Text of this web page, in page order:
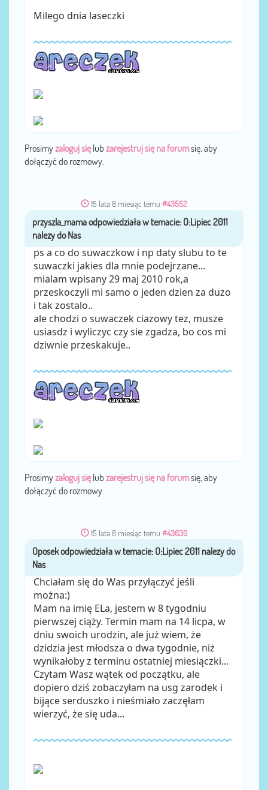
Milego dnia laseczki
Prosimyzaloguj sięlub zarejestruj się na forumsię, aby
dołączyć do rozmowy.
15 lata 8 miesiąc temu #43552
przezprzyszla_mama
ps a co do suwaczkow i np daty slubu to te
suwaczki jakies dla mnie podejrzane...
mialam wpisany 29 maj 2010 rok,a
przeskoczyli mi samo o jeden dzien za duzo
i tak zostalo..
ale chodzi o suwaczek ciazowy tez, musze
usiasdz i wyliczyc czy sie zgadza, bo cos mi
dziwnie przeskakuje..
Prosimyzaloguj sięlub zarejestruj się na forumsię, aby
dołączyć do rozmowy.
15 lata 8 miesiąc temu #43630
przezOposek
Chciałam się do Was przyłączyć jeśli
można:)
Mam na imię ELa, jestem w 8 tygodniu
pierwszej ciąży. Termin mam na 14 licpa, w
dniu swoich urodzin, ale już wiem, że
dzidzia jest młodsza o dwa tygodnie, niż
wynikałoby z terminu ostatniej miesiączki...
Czytam Wasz wątek od początku, ale
dopiero dziś zobaczyłam na usg zarodek i
bijące serduszko i nieśmiało zaczęłam
wierzyć, że się uda...